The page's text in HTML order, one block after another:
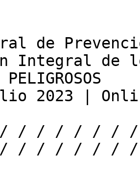
de
Integral de
PELIGROSOS
2023 |
/ / / / / /
/ / / / / /